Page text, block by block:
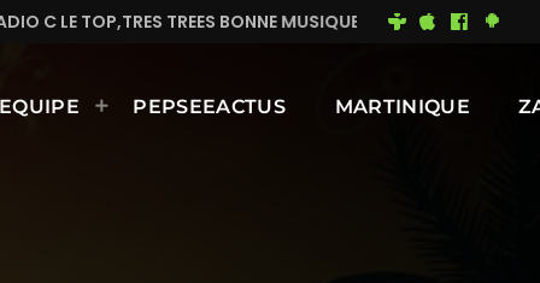
TREES BONNE MUSIQUE EN CONTINUE MIMI DU 93
EQUIPE PEPSEEACTUS MARTINIQUE